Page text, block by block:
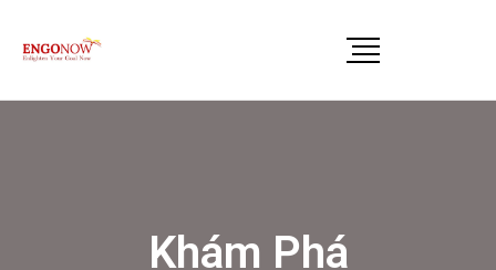
Khám Phá